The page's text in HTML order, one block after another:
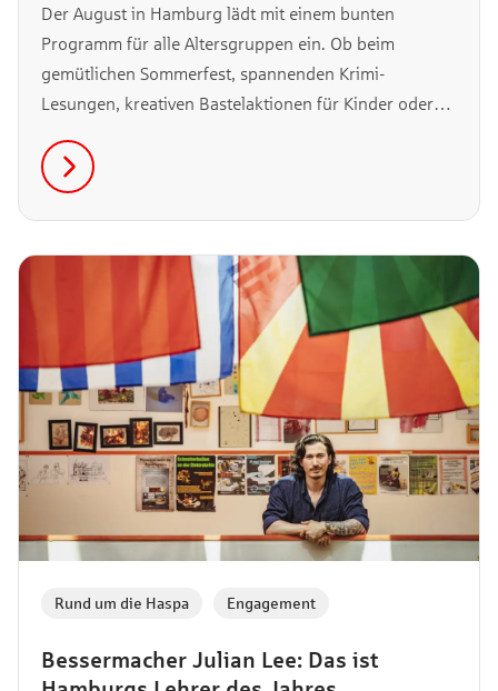
Der August in Hamburg lädt mit einem bunten
Programm für alle Altersgruppen ein. Ob beim
gemütlichen Sommerfest, spannenden Krimi-
Lesungen, kreativen Bastelaktionen für Kinder oder
kostenlosen Highlights des Monats für dich
zusammengestellt.
Bessermacher Julian Lee: Das ist
Rund um die Haspa Engagement